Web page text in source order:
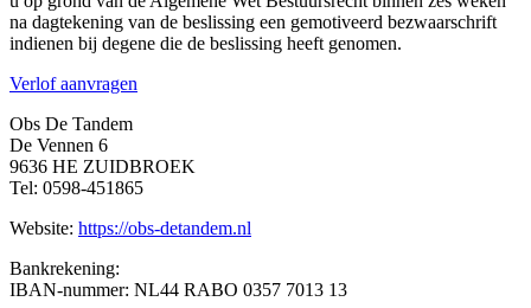
na dagtekening van de beslissing een gemotiveerd bezwaarschrift
indienen bij degene die de beslissing heeft genomen.
Verlof aanvragen
Obs De Tandem
De Vennen 6
9636 HE ZUIDBROEK
Tel: 0598-451865
Website: https://obs-detandem.nl
Bankrekening:
IBAN-nummer: NL44 RABO 0357 7013 13